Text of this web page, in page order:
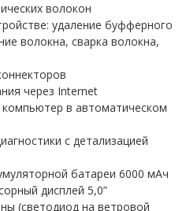
волокон
удаление буфферного
волокна, сварка волокна,
через Internet
в автоматическом
с детализацией
батареи 6000 мАч
дисплей 5,0”
(светодиод на ветровой